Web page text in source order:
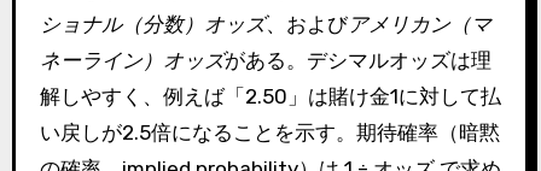
ショナル（分数）オッズ、およびアメリカン（マ
ネーライン）オッズがある。デシマルオッズは理
解しやすく、例えば「2.50」は賭け金1に対して払
い戻しが2.5倍になることを示す。期待確率（暗黙